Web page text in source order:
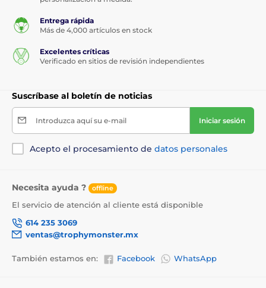
Entrega rápida
Más de 4,000 artículos en stock
Excelentes críticas
Verificado en sitios de revisión independientes
Suscríbase al boletín de noticias
Introduzca aquí su e-mail Iniciar sesión
Acepto el procesamiento de datos personales
Necesita ayuda ? offline
El servicio de atención al cliente está disponible
614 235 3069
ventas@trophymonster.mx
También estamos en: Facebook WhatsApp